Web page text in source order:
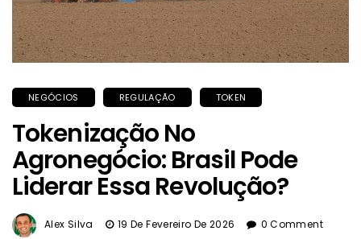
NEGÓCIOS REGULAÇÃO TOKEN
Tokenização No
Agronegócio: Brasil Pode
Liderar Essa Revolução?
Alex Silva 19 De Fevereiro De 2026
0 Comment